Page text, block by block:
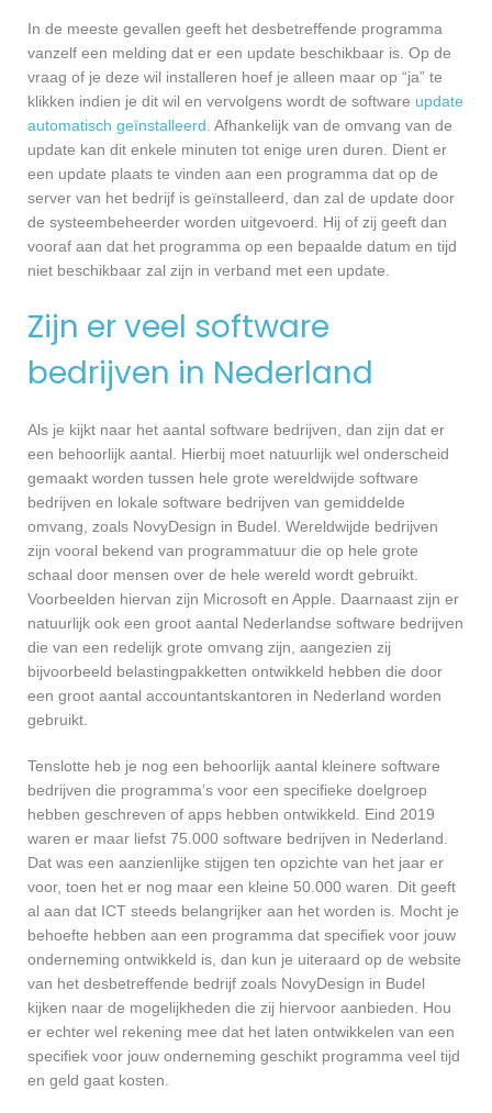
In de meeste gevallen geeft het desbetreffende programma
vanzelf een melding dat er een update beschikbaar is. Op de
vraag of je deze wil installeren hoef je alleen maar op “ja” te
klikken indien je dit wil en vervolgens wordt de software update
automatisch geïnstalleerd. Afhankelijk van de omvang van de
update kan dit enkele minuten tot enige uren duren. Dient er
een update plaats te vinden aan een programma dat op de
server van het bedrijf is geïnstalleerd, dan zal de update door
de systeembeheerder worden uitgevoerd. Hij of zij geeft dan
vooraf aan dat het programma op een bepaalde datum en tijd
niet beschikbaar zal zijn in verband met een update.
Zijn er veel software
bedrijven in Nederland
Als je kijkt naar het aantal software bedrijven, dan zijn dat er
een behoorlijk aantal. Hierbij moet natuurlijk wel onderscheid
gemaakt worden tussen hele grote wereldwijde software
bedrijven en lokale software bedrijven van gemiddelde
omvang, zoals NovyDesign in Budel. Wereldwijde bedrijven
zijn vooral bekend van programmatuur die op hele grote
schaal door mensen over de hele wereld wordt gebruikt.
Voorbeelden hiervan zijn Microsoft en Apple. Daarnaast zijn er
natuurlijk ook een groot aantal Nederlandse software bedrijven
die van een redelijk grote omvang zijn, aangezien zij
bijvoorbeeld belastingpakketten ontwikkeld hebben die door
een groot aantal accountantskantoren in Nederland worden
gebruikt.
Tenslotte heb je nog een behoorlijk aantal kleinere software
bedrijven die programma’s voor een specifieke doelgroep
hebben geschreven of apps hebben ontwikkeld. Eind 2019
waren er maar liefst 75.000 software bedrijven in Nederland.
Dat was een aanzienlijke stijgen ten opzichte van het jaar er
voor, toen het er nog maar een kleine 50.000 waren. Dit geeft
al aan dat ICT steeds belangrijker aan het worden is. Mocht je
behoefte hebben aan een programma dat specifiek voor jouw
onderneming ontwikkeld is, dan kun je uiteraard op de website
van het desbetreffende bedrijf zoals NovyDesign in Budel
kijken naar de mogelijkheden die zij hiervoor aanbieden. Hou
er echter wel rekening mee dat het laten ontwikkelen van een
specifiek voor jouw onderneming geschikt programma veel tijd
en geld gaat kosten.